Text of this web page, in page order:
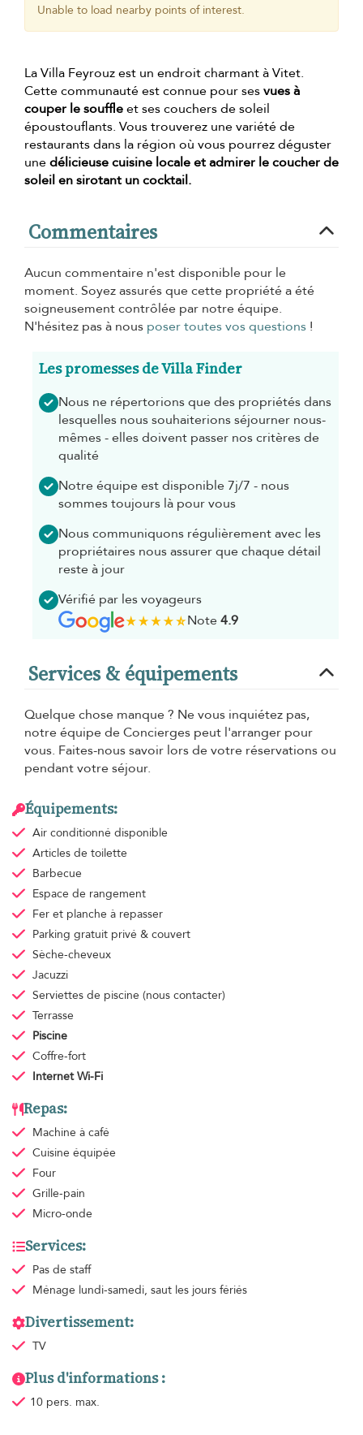
Unable to load nearby points of interest.
La Villa Feyrouz est un endroit charmant à Vitet.
Cette communauté est connue pour sesvues à
couper le souffleet ses couchers de soleil
époustouflants. Vous trouverez une variété de
restaurants dans la région où vous pourrez déguster
unedélicieuse cuisine locale et admirer le coucher de
soleil en sirotant un cocktail.
Commentaires
Aucun commentaire n'est disponible pour le
moment. Soyez assurés que cette propriété a été
soigneusement contrôlée par notre équipe.
N'hésitez pas à nous poser toutes vos questions !
Les promesses de Villa Finder
Nous ne répertorions que des propriétés dans
lesquelles nous souhaiterions séjourner nous-
mêmes - elles doivent passer nos critères de
qualité
Notre équipe est disponible 7j/7 - nous
sommes toujours là pour vous
Nous communiquons régulièrement avec les
propriétaires nous assurer que chaque détail
reste à jour
Vérifié par les voyageurs
Note4.9
Services & équipements
Quelque chose manque ? Ne vous inquiétez pas,
notre équipe de Concierges peut l'arranger pour
vous. Faites-nous savoir lors de votre réservations ou
pendant votre séjour.
Équipements:
Air conditionné disponible
Articles de toilette
Barbecue
Espace de rangement
Fer et planche à repasser
Parking gratuit privé & couvert
Sèche-cheveux
Jacuzzi
Serviettes de piscine (nous contacter)
Terrasse
Piscine
Coffre-fort
Internet Wi-Fi
Repas:
Machine à café
Cuisine équipée
Four
Grille-pain
Micro-onde
Services:
Pas de staff
Ménage lundi-samedi, saut les jours fériés
Divertissement:
TV
Plus d'informations :
10 pers. max.